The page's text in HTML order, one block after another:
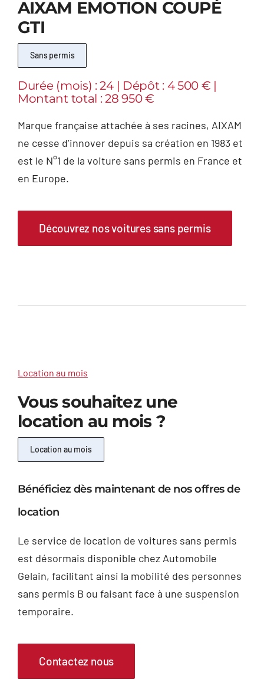
AIXAM EMOTION COUPÉ
GTI
Sans permis
Durée (mois) : 24 | Dépôt : 4 500 € |
Montant total : 28 950 €
Marque française attachée à ses racines, AIXAM
ne cesse d’innover depuis sa création en 1983 et
est le N°1 de la voiture sans permis en France et
en Europe.
Découvrez nos voitures sans permis
Location au mois
Vous souhaitez une
location au mois ?
Location au mois
Bénéficiez dès maintenant de nos offres de
location
Le service de location de voitures sans permis
est désormais disponible chez Automobile
Gelain, facilitant ainsi la mobilité des personnes
sans permis B ou faisant face à une suspension
temporaire.
Contactez nous